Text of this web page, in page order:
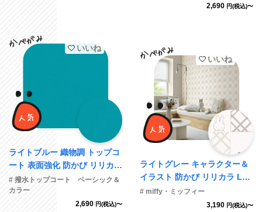
2,690 円(税込)〜
いいね
ライトブルー 織物調 トップコ
ート 表面強化 防かび リリカラ
LL-6516 旧品番LL-7767
# 撥水トップコート ベーシック＆
カラー
2,690 円(税込)〜
いいね
ライトグレー キャラクター＆
イラスト 防かび リリカラ LV2
460 旧品番LV3429
# miffy・ミッフィー
3,190 円(税込)〜